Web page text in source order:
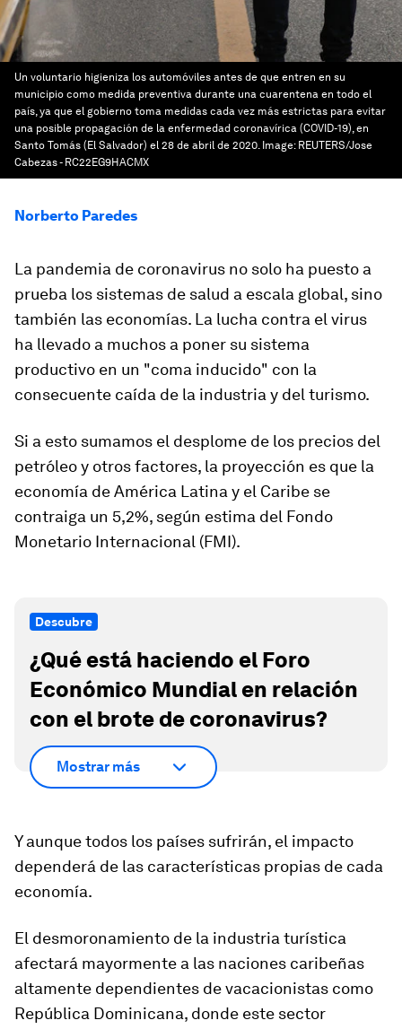
Un voluntario higieniza los automóviles antes de que entren en su
municipio como medida preventiva durante una cuarentena en todo el
país, ya que el gobierno toma medidas cada vez más estrictas para evitar
una posible propagación de la enfermedad coronavírica (COVID-19), en
Santo Tomás (El Salvador) el 28 de abril de 2020. Image: REUTERS/Jose
Cabezas - RC22EG9HACMX
Norberto Paredes
La pandemia de coronavirus no solo ha puesto a
prueba los sistemas de salud a escala global, sino
también las economías. La lucha contra el virus
ha llevado a muchos a poner su sistema
productivo en un "coma inducido" con la
consecuente caída de la industria y del turismo.
Si a esto sumamos el desplome de los precios del
petróleo y otros factores, la proyección es que la
economía de América Latina y el Caribe se
contraiga un 5,2%, según estima del Fondo
Monetario Internacional (FMI).
Descubre
¿Qué está haciendo el Foro
Económico Mundial en relación
con el brote de coronavirus?
Mostrar más
Y aunquetodos los países sufrirán, el impacto
dependerá de las características propias de cada
economía.
El desmoronamiento de la industria turística
afectará mayormente a las naciones caribeñas
altamente dependientes de vacacionistas como
República Dominicana, donde este sector